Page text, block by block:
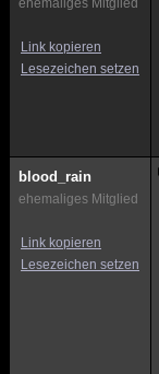
ehemaliges Mitglied
Link kopieren
Lesezeichen setzen
blood_rain
ehemaliges Mitglied
Link kopieren
Lesezeichen setzen